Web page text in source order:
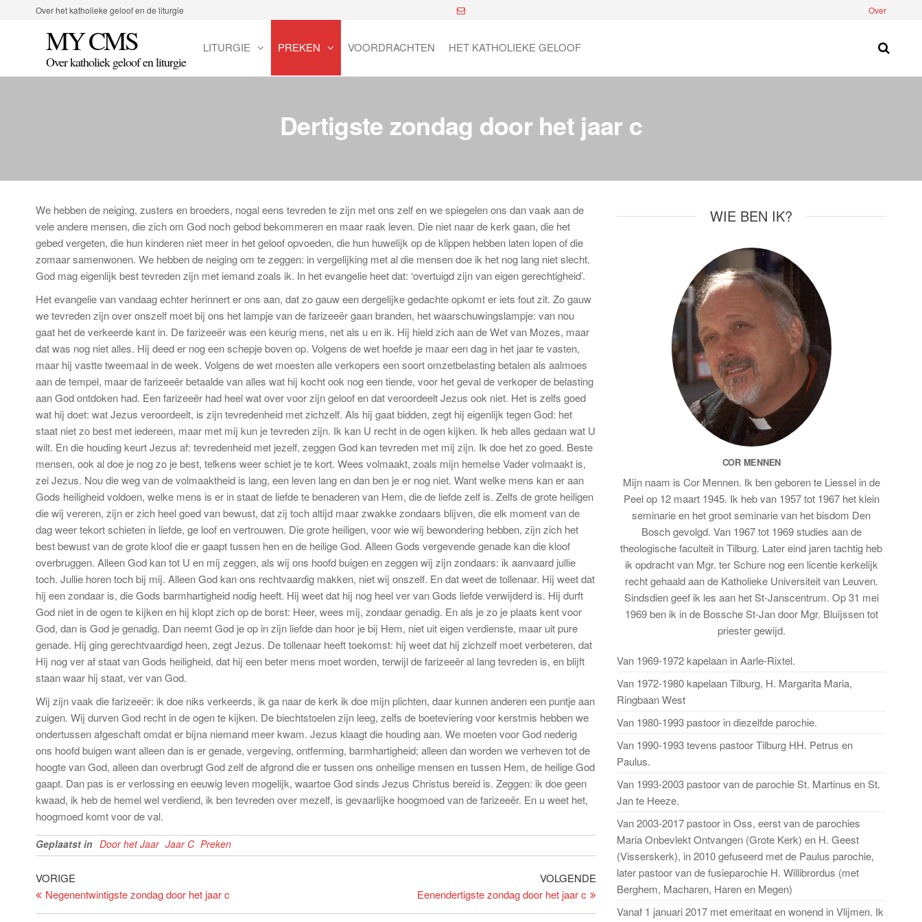
Over het katholieke geloof en de liturgie Over
MY CMS
Over katholiek geloof en liturgie
LITURGIE PREKEN VOORDRACHTEN HET KATHOLIEKE GELOOF
Dertigste zondag door het jaar c
We hebben de neiging, zusters en broeders, nogal eens tevreden te zijn met ons zelf en we spiegelen ons dan vaak aan de
vele andere mensen, die zich om God noch gebod bekommeren en maar raak leven. Die niet naar de kerk gaan, die het
gebed vergeten, die hun kinderen niet meer in het geloof opvoeden, die hun huwelijk op de klippen hebben laten lopen of die
zomaar samenwonen. We hebben de neiging om te zeggen: in vergelijking met al die mensen doe ik het nog lang niet slecht.
God mag eigenlijk best tevreden zijn met iemand zoals ik. In het evangelie heet dat: ‘overtuigd zijn van eigen gerechtigheid’.
Het evangelie van vandaag echter herinnert er ons aan, dat zo gauw een dergelijke gedachte opkomt er iets fout zit. Zo gauw
we tevreden zijn over onszelf moet bij ons het lampje van de farizeeër gaan branden, het waarschuwingslampje: van nou
gaat het de verkeerde kant in. De farizeeër was een keurig mens, net als u en ik. Hij hield zich aan de Wet van Mozes, maar
dat was nog niet alles. Hij deed er nog een schepje boven op. Volgens de wet hoefde je maar een dag in het jaar te vasten,
maar hij vastte tweemaal in de week. Volgens de wet moesten alle verkopers een soort omzetbelasting betalen als aalmoes
aan de tempel, maar de farizeeër betaalde van alles wat hij kocht ook nog een tiende, voor het geval de verkoper de belasting
aan God ontdoken had. Een farizeeër had heel wat over voor zijn geloof en dat veroordeelt Jezus ook niet. Het is zelfs goed
wat hij doet: wat Jezus veroordeelt, is zijn tevredenheid met zichzelf. Als hij gaat bidden, zegt hij eigenlijk tegen God: het
staat niet zo best met iedereen, maar met mij kun je tevreden zijn. Ik kan U recht in de ogen kijken. Ik heb alles gedaan wat U
wilt. En die houding keurt Jezus af: tevredenheid met jezelf, zeggen God kan tevreden met mij zijn. Ik doe het zo goed. Beste
mensen, ook al doe je nog zo je best, telkens weer schiet je te kort. Wees volmaakt, zoals mijn hemelse Vader volmaakt is,
zei Jezus. Nou die weg van de volmaaktheid is lang, een leven lang en dan ben je er nog niet. Want welke mens kan er aan
Gods heiligheid voldoen, welke mens is er in staat de liefde te benaderen van Hem, die de liefde zelf is. Zelfs de grote heiligen
die wij vereren, zijn er zich heel goed van bewust, dat zij toch altijd maar zwakke zondaars blijven, die elk moment van de
dag weer tekort schieten in liefde, ge loof en vertrouwen. Die grote heiligen, voor wie wij bewondering hebben, zijn zich het
best bewust van de grote kloof die er gaapt tussen hen en de heilige God. Alleen Gods vergevende genade kan die kloof
overbruggen. Alleen God kan tot U en mij zeggen, als wij ons hoofd buigen en zeggen wij zijn zondaars: ik aanvaard jullie
toch. Jullie horen toch bij mij. Alleen God kan ons rechtvaardig makken, niet wij onszelf. En dat weet de tollenaar. Hij weet dat
hij een zondaar is, die Gods barmhartigheid nodig heeft. Hij weet dat hij nog heel ver van Gods liefde verwijderd is. Hij durft
God niet in de ogen te kijken en hij klopt zich op de borst: Heer, wees mij, zondaar genadig. En als je zo je plaats kent voor
God, dan is God je genadig. Dan neemt God je op in zijn liefde dan hoor je bij Hem, niet uit eigen verdienste, maar uit pure
genade. Hij ging gerechtvaardigd heen, zegt Jezus. De tollenaar heeft toekomst: hij weet dat hij zichzelf moet verbeteren, dat
Hij nog ver af staat van Gods heiligheid, dat hij een beter mens moet worden, terwijl de farizeeër al lang tevreden is, en blijft
staan waar hij staat, ver van God.
Wij zijn vaak die farizeeër: ik doe niks verkeerds, ik ga naar de kerk ik doe mijn plichten, daar kunnen anderen een puntje aan
zuigen. Wij durven God recht in de ogen te kijken. De biechtstoelen zijn leeg, zelfs de boeteviering voor kerstmis hebben we
ondertussen afgeschaft omdat er bijna niemand meer kwam. Jezus klaagt die houding aan. We moeten voor God nederig
ons hoofd buigen want alleen dan is er genade, vergeving, ontferming, barmhartigheid; alleen dan worden we verheven tot de
hoogte van God, alleen dan overbrugt God zelf de afgrond die er tussen ons onheilige mensen en tussen Hem, de heilige God
gaapt. Dan pas is er verlossing en eeuwig leven mogelijk, waartoe God sinds Jezus Christus bereid is. Zeggen: ik doe geen
kwaad, ik heb de hemel wel verdiend, ik ben tevreden over mezelf, is gevaarlijke hoogmoed van de farizeeër. En u weet het,
hoogmoed komt voor de val.
Geplaatst in Door het Jaar Jaar C Preken
Bericht
navigatie
Vorig
bericht
VORIGE
Negenentwintigste zondag door het jaar c
Volgend
bericht
VOLGENDE
Eenendertigste zondag door het jaar c
WIE BEN IK?
COR MENNEN
Mijn naam is Cor Mennen. Ik ben geboren te Liessel in de
Peel op 12 maart 1945. Ik heb van 1957 tot 1967 het klein
seminarie en het groot seminarie van het bisdom Den
Bosch gevolgd. Van 1967 tot 1969 studies aan de
theologische faculteit in Tilburg. Later eind jaren tachtig heb
ik opdracht van Mgr. ter Schure nog een licentie kerkelijk
recht gehaald aan de Katholieke Universiteit van Leuven.
Sindsdien geef ik les aan het St-Janscentrum. Op 31 mei
1969 ben ik in de Bossche St-Jan door Mgr. Bluijssen tot
priester gewijd.
Van 1969-1972 kapelaan in Aarle-Rixtel.
Van 1972-1980 kapelaan Tilburg, H. Margarita Maria,
Ringbaan West
Van 1980-1993 pastoor in diezelfde parochie.
Van 1990-1993 tevens pastoor Tilburg HH. Petrus en
Paulus.
Van 1993-2003 pastoor van de parochie St. Martinus en St.
Jan te Heeze.
Van 2003-2017 pastoor in Oss, eerst van de parochies
Maria Onbevlekt Ontvangen (Grote Kerk) en H. Geest
(Visserskerk), in 2010 gefuseerd met de Paulus parochie,
later pastoor van de fusieparochie H. Willibrordus (met
Berghem, Macharen, Haren en Megen)
Vanaf 1 januari 2017 met emeritaat en wonend in Vlijmen. Ik